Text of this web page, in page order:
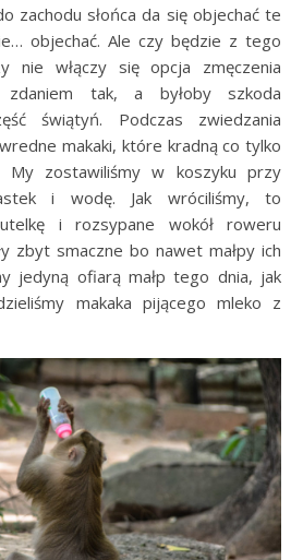
zachodu słońca da się objechać te
objechać. Ale czy będzie z tego
nie włączy się opcja zmęczenia
zdaniem tak, a byłoby szkoda
świątyń. Podczas zwiedzania
makaki, które kradną co tylko
My zostawiliśmy w koszyku przy
i wodę. Jak wróciliśmy, to
i rozsypane wokół roweru
zbyt smaczne bo nawet małpy ich
jedyną ofiarą małp tego dnia, jak
makaka pijącego mleko z